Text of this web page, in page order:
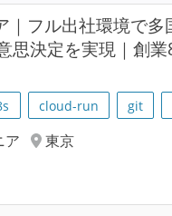
｜フル出社環境で
思決定を実現｜創
cloud-run git
ア
東京